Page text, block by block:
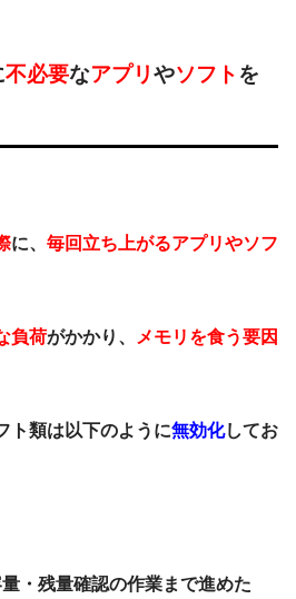
不必要なアプリやソフト を
に、 毎回立ち上がるアプリやソフ
負荷がかかり、
メモリを食う要因
ト類は以下のように無効化してお
・残量確認の作業まで進めた